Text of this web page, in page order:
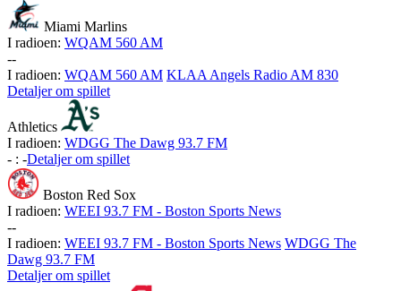
Miami Marlins
I radioen: WQAM 560 AM
--
I radioen: WQAM 560 AM KLAA Angels Radio AM 830
Detaljer om spillet
Athletics
I radioen: WDGG The Dawg 93.7 FM
- : -Detaljer om spillet
Boston Red Sox
I radioen: WEEI 93.7 FM - Boston Sports News
--
I radioen: WEEI 93.7 FM - Boston Sports News WDGG The
Dawg 93.7 FM
Detaljer om spillet